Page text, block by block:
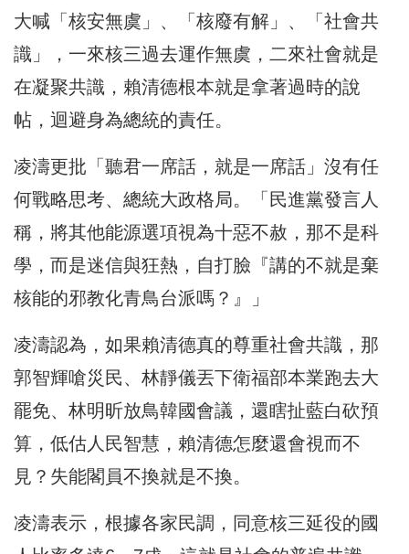
大喊「核安無虞」、「核廢有解」、「社會共
識」，一來核三過去運作無虞，二來社會就是
在凝聚共識，賴清德根本就是拿著過時的說
帖，迴避身為總統的責任。
凌濤更批「聽君一席話，就是一席話」沒有任
何戰略思考、總統大政格局。「民進黨發言人
稱，將其他能源選項視為十惡不赦，那不是科
學，而是迷信與狂熱，自打臉『講的不就是棄
核能的邪教化青鳥台派嗎？』」
凌濤認為，如果賴清德真的尊重社會共識，那
郭智輝嗆災民、林靜儀丟下衛福部本業跑去大
罷免、林明昕放鳥韓國會議，還瞎扯藍白砍預
算，低估人民智慧，賴清德怎麼還會視而不
見？失能閣員不換就是不換。
凌濤表示，根據各家民調，同意核三延役的國